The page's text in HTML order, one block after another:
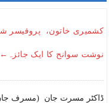
کشمیری خاتون، پروفیسر
نوشت سوانح کا ایک جائزہ←
ڈاکٹر مسرت جان (مسرف